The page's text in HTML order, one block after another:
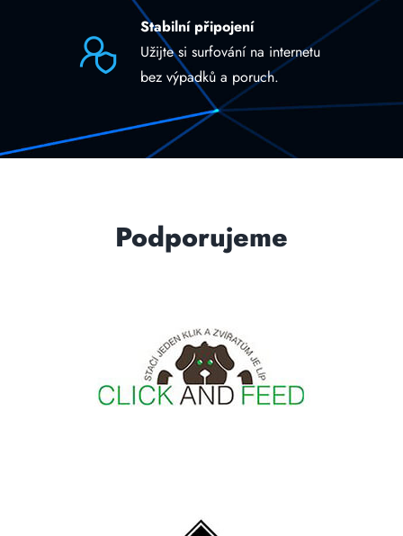
Stabilní připojení
Užijte si surfování na internetu
bez výpadků a poruch.
Podporujeme